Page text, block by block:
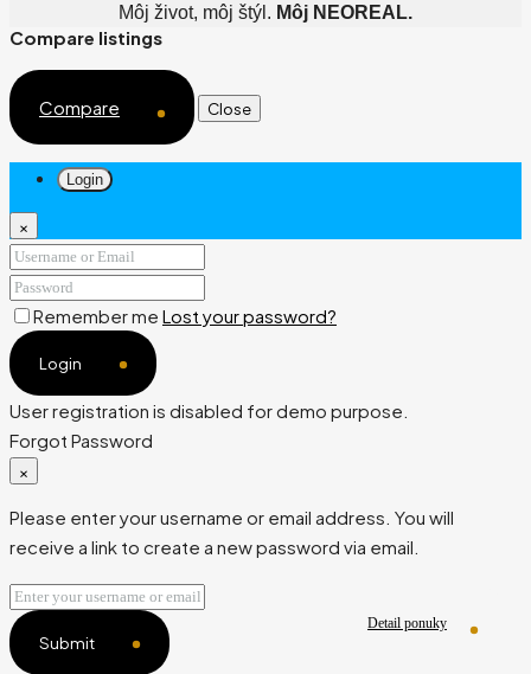
Detail ponuky
Detail ponuky
Detail ponuky
Môj život, môj štýl. Môj NEOREAL.
Compare listings
Compare Close
Login
×
Remember me Lost your password?
Login
User registration is disabled for demo purpose.
Forgot Password
×
Please enter your username or email address. You will
receive a link to create a new password via email.
Submit